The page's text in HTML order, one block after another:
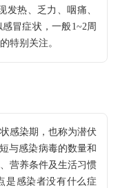
发热、乏力、咽痛、
冒症状，一般1~2周
特别关注。
感染期，也称为潜伏
与感染病毒的数量和
营养条件及生活习惯
是感染者没有什么症